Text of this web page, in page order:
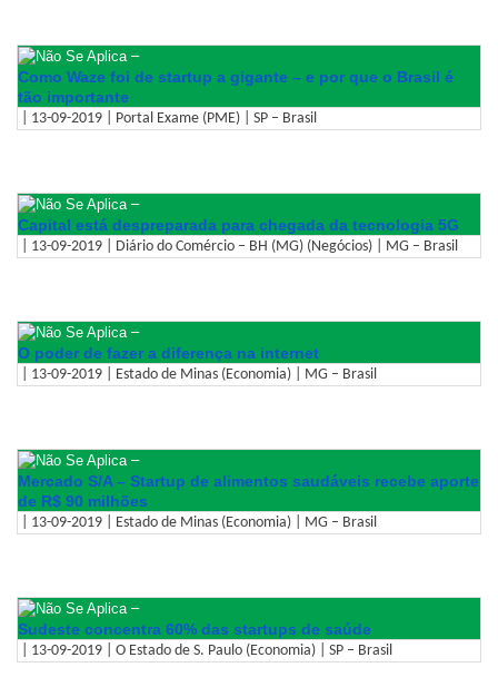
–
Como Waze foi de startup a gigante – e por que o Brasil é
tão importante
| 13-09-2019 | Portal Exame (PME) | SP – Brasil
–
Capital está despreparada para chegada da tecnologia 5G
| 13-09-2019 | Diário do Comércio – BH (MG) (Negócios) | MG – Brasil
–
O poder de fazer a diferença na internet
| 13-09-2019 | Estado de Minas (Economia) | MG – Brasil
–
Mercado S/A – Startup de alimentos saudáveis recebe aporte
de R$ 90 milhões
| 13-09-2019 | Estado de Minas (Economia) | MG – Brasil
–
Sudeste concentra 60% das startups de saúde
| 13-09-2019 | O Estado de S. Paulo (Economia) | SP – Brasil